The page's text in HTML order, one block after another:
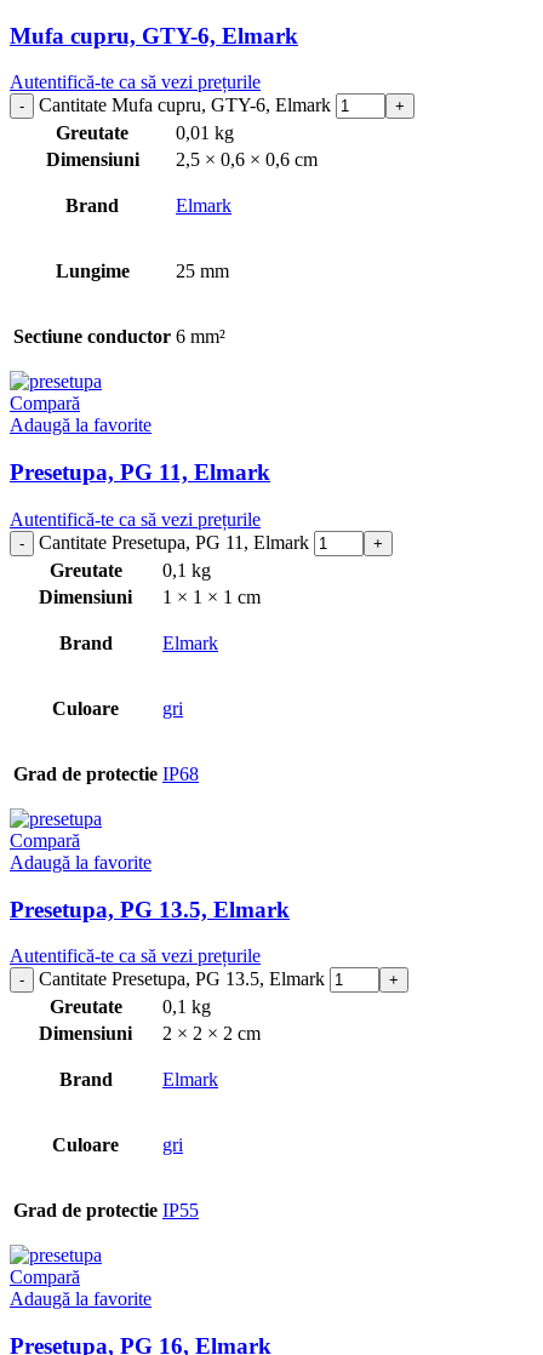
Mufa cupru, GTY-6, Elmark
Autentifică-te ca să vezi prețurile
Cantitate Mufa cupru, GTY-6, Elmark
Greutate
0,01 kg
Dimensiuni
2,5 × 0,6 × 0,6 cm
Brand Elmark
Lungime 25 mm
Sectiune conductor 6 mm²
Compară
Adaugă la favorite
Presetupa, PG 11, Elmark
Autentifică-te ca să vezi prețurile
Cantitate Presetupa, PG 11, Elmark
Greutate
0,1 kg
Dimensiuni
1 × 1 × 1 cm
Brand Elmark
Culoare gri
Grad de protectie IP68
Compară
Adaugă la favorite
Presetupa, PG 13.5, Elmark
Autentifică-te ca să vezi prețurile
Cantitate Presetupa, PG 13.5, Elmark
Greutate
0,1 kg
Dimensiuni
2 × 2 × 2 cm
Brand Elmark
Culoare gri
Grad de protectie IP55
Compară
Adaugă la favorite
Presetupa, PG 16, Elmark